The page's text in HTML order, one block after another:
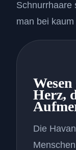
Schnurrhaare
man bei
Herz,
Die